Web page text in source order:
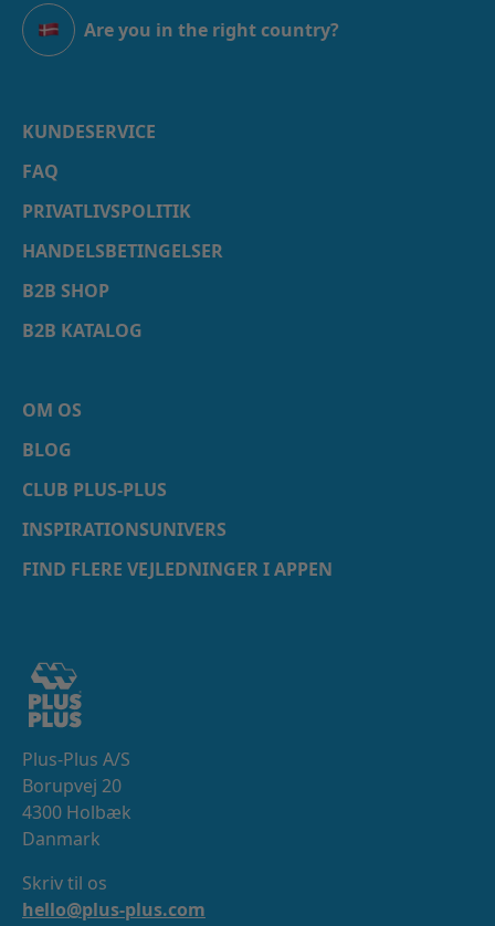
Plus-Plus A/S
Borupvej 20
4300 Holbæk
Danmark
Skriv til os
hello@plus-plus.com
KUNDESERVICE
FAQ
PRIVATLIVSPOLITIK
HANDELSBETINGELSER
B2B SHOP
B2B KATALOG
OM OS
BLOG
CLUB PLUS-PLUS
INSPIRATIONSUNIVERS
FIND FLERE VEJLEDNINGER I APPEN
Danmark
Are you in the right country?